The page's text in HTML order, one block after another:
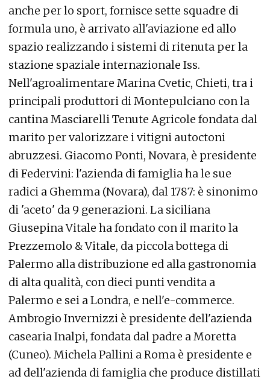
anche per lo sport, fornisce sette squadre di
formula uno, è arrivato all'aviazione ed allo
spazio realizzando i sistemi di ritenuta per la
stazione spaziale internazionale Iss.
Nell'agroalimentare Marina Cvetic, Chieti, tra i
principali produttori di Montepulciano con la
cantina Masciarelli Tenute Agricole fondata dal
marito per valorizzare i vitigni autoctoni
abruzzesi. Giacomo Ponti, Novara, è presidente
di Federvini: l'azienda di famiglia ha le sue
radici a Ghemma (Novara), dal 1787: è sinonimo
di 'aceto' da 9 generazioni. La siciliana
Giusepina Vitale ha fondato con il marito la
Prezzemolo & Vitale, da piccola bottega di
Palermo alla distribuzione ed alla gastronomia
di alta qualità, con dieci punti vendita a
Palermo e sei a Londra, e nell'e-commerce.
Ambrogio Invernizzi è presidente dell'azienda
casearia Inalpi, fondata dal padre a Moretta
(Cuneo). Michela Pallini a Roma è presidente e
ad dell'azienda di famiglia che produce distillati